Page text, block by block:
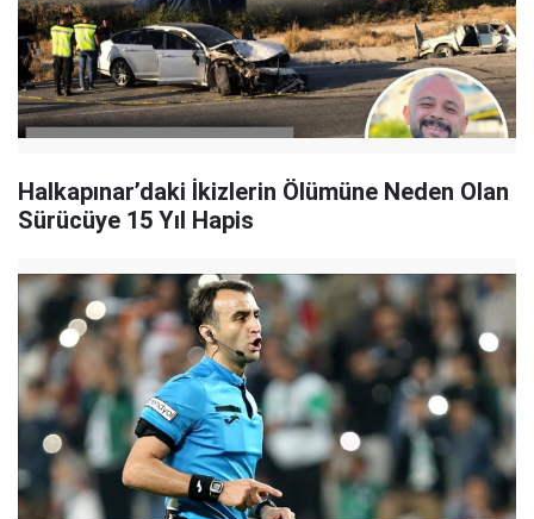
Halkapınar’daki İkizlerin Ölümüne Neden Olan
Sürücüye 15 Yıl Hapis